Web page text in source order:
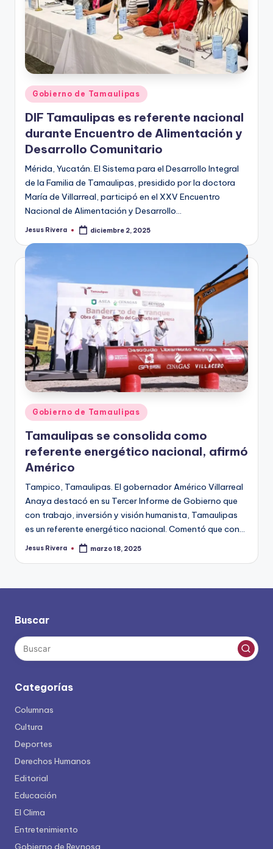
Publicado
en
Gobierno de Tamaulipas
DIF Tamaulipas es referente nacional
durante Encuentro de Alimentación y
Desarrollo Comunitario
Mérida, Yucatán. El Sistema para el Desarrollo Integral
de la Familia de Tamaulipas, presidido por la doctora
María de Villarreal, participó en el XXV Encuentro
Nacional de Alimentación y Desarrollo…
Publicado
Jesus Rivera diciembre 2, 2025
Publicado
en
Gobierno de Tamaulipas
Tamaulipas se consolida como
referente energético nacional, afirmó
Américo
Tampico, Tamaulipas. El gobernador Américo Villarreal
Anaya destacó en su Tercer Informe de Gobierno que
con trabajo, inversión y visión humanista, Tamaulipas
es un referente energético nacional. Comentó que con…
Publicado
Jesus Rivera marzo 18, 2025
Buscar
Categorías
Columnas
Cultura
Deportes
Derechos Humanos
Editorial
Educación
El Clima
Entretenimiento
Gobierno de Reynosa